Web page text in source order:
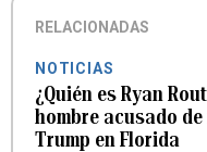
RELACIONADAS
NOTICIAS
¿Quién es Ryan
hombre acusado
Trump en Florida